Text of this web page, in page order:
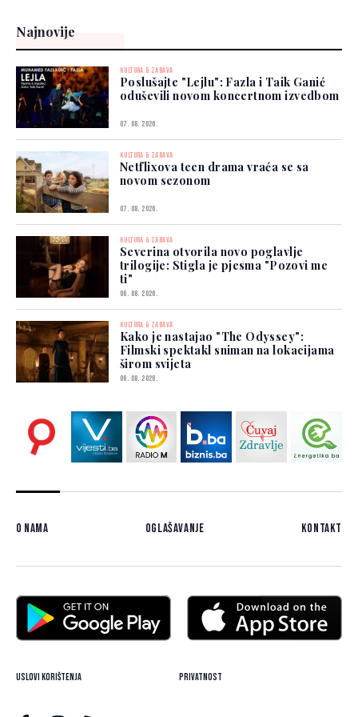
Najnovije
KULTURA & ZABAVA
Poslušajte "Lejlu": Fazla i Taik Ganić
oduševili novom koncertnom izvedbom
07. 08. 2026.
KULTURA & ZABAVA
Netflixova teen drama vraća se sa
novom sezonom
07. 08. 2026.
KULTURA & ZABAVA
Severina otvorila novo poglavlje
trilogije: Stigla je pjesma "Pozovi me
ti"
06. 08. 2026.
KULTURA & ZABAVA
Kako je nastajao "The Odyssey":
Filmski spektakl sniman na lokacijama
širom svijeta
06. 08. 2026.
O nama Oglašavanje Kontakt
Uslovi korištenja Privatnost